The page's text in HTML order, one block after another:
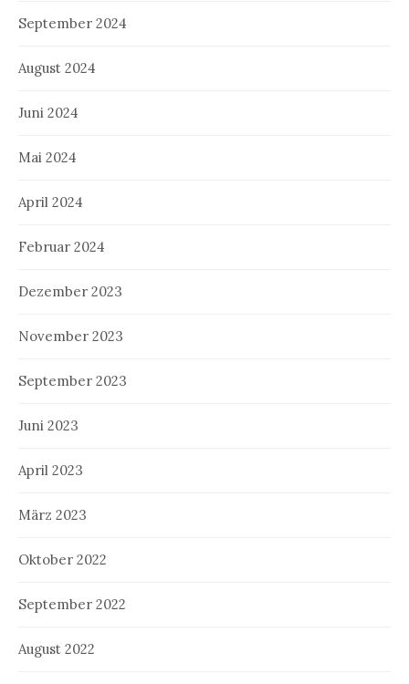
September 2024
August 2024
Juni 2024
Mai 2024
April 2024
Februar 2024
Dezember 2023
November 2023
September 2023
Juni 2023
April 2023
März 2023
Oktober 2022
September 2022
August 2022